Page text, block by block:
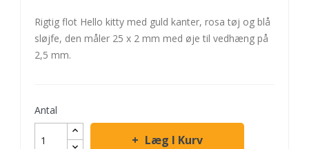
Rigtig flot Hello kitty med guld kanter, rosa tøj og blå
sløjfe, den måler 25 x 2 mm med øje til vedhæng på
2,5 mm.
Antal
Læg I Kurv